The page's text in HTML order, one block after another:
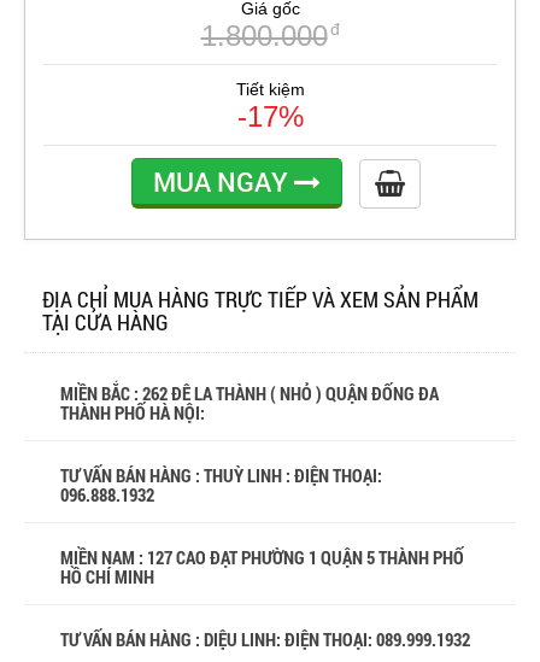
Giá gốc
1.800.000đ
Tiết kiệm
-17%
MUA NGAY
ĐỊA CHỈ MUA HÀNG TRỰC TIẾP VÀ XEM SẢN PHẨM
TẠI CỬA HÀNG
MIỀN BẮC : 262 ĐÊ LA THÀNH ( NHỎ ) QUẬN ĐỐNG ĐA
THÀNH PHỐ HÀ NỘI:
TƯ VẤN BÁN HÀNG : THUỲ LINH : ĐIỆN THOẠI:
096.888.1932
MIỀN NAM : 127 CAO ĐẠT PHƯỜNG 1 QUẬN 5 THÀNH PHỐ
HỒ CHÍ MINH
TƯ VẤN BÁN HÀNG : DIỆU LINH: ĐIỆN THOẠI: 089.999.1932